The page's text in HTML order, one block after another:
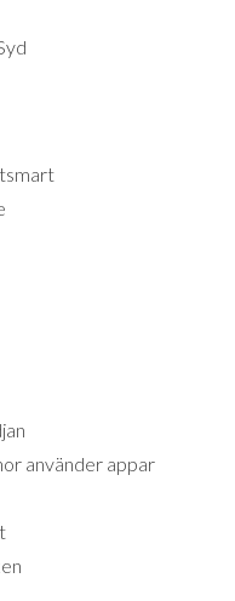
använder appar